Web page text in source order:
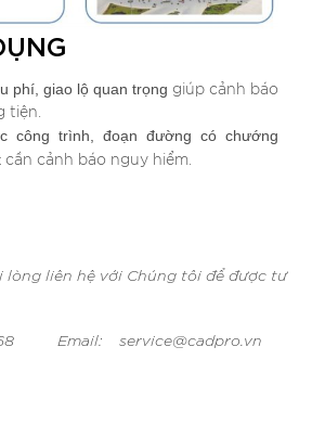
phí, giao lộ quan trọng giúp cảnh báo
tiện.
công trình, đoạn đường có chướng
cần cảnh báo nguy hiểm.
lòng liên hệ với Chúng tôi để được tư
Email: service@cadpro.vn